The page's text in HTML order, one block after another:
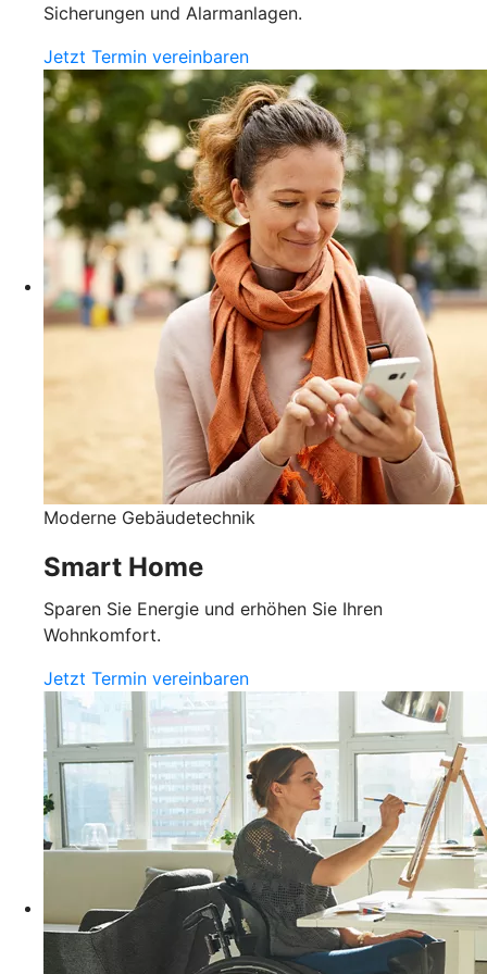
Sicherungen und Alarmanlagen.
Jetzt Termin vereinbaren
Moderne Gebäudetechnik
Smart Home
Sparen Sie Energie und erhöhen Sie Ihren
Wohnkomfort.
Jetzt Termin vereinbaren